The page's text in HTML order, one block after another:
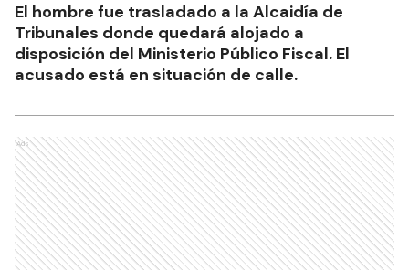
El hombre fue trasladado a la Alcaidía de
Tribunales donde quedará alojado a
disposición del Ministerio Público Fiscal. El
acusado está en situación de calle.
Ads